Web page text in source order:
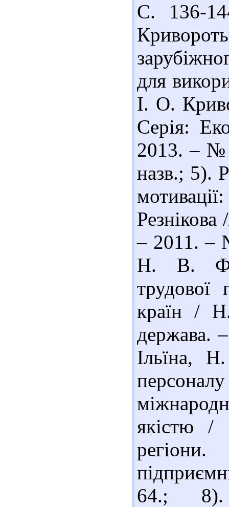
С. 136-
для
І. О.
Серія:
2013. – №
назв.; 5).
– 2011. –
Н. В.
трудової
країн /
держава.
Ільїна,
якістю
64.; 8).